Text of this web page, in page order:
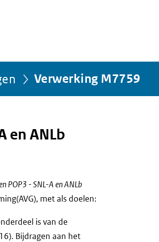
Verwerking M7759
Zoek
in
het
en ANLb
POP3 - SNL-A en ANLb
met als doelen:
is van de
Bijdragen aan het